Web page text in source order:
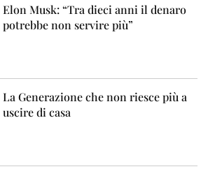
Elon Musk: “Tra dieci anni il denaro
potrebbe non servire più”
La Generazione che non riesce più a
uscire di casa